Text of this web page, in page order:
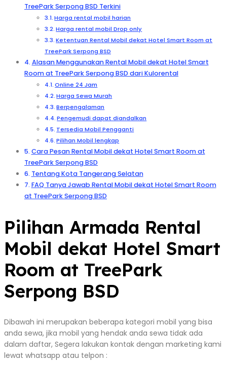
TreePark Serpong BSD Terkini
Harga rental mobil harian
Harga rental mobil Drop only
Ketentuan Rental Mobil dekat Hotel Smart Room at
TreePark Serpong BSD
Alasan Menggunakan Rental Mobil dekat Hotel Smart
Room at TreePark Serpong BSD dari Kulorental
Online 24 Jam
Harga Sewa Murah
Berpengalaman
Pengemudi dapat diandalkan
Tersedia Mobil Pengganti
Pilihan Mobil lengkap
Cara Pesan Rental Mobil dekat Hotel Smart Room at
TreePark Serpong BSD
Tentang Kota Tangerang Selatan
FAQ Tanya Jawab Rental Mobil dekat Hotel Smart Room
at TreePark Serpong BSD
Pilihan Armada Rental
Mobil dekat Hotel Smart
Room at TreePark
Serpong BSD
Dibawah ini merupakan beberapa kategori mobil yang bisa
anda sewa, jika mobil yang hendak anda sewa tidak ada
dalam daftar, Segera lakukan kontak dengan marketing kami
lewat whatsapp atau telpon :